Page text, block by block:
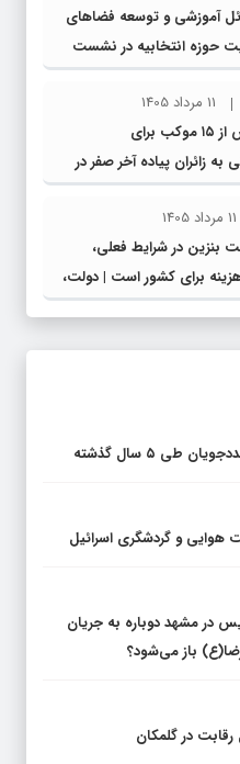
آموزشی و توسعه فضاهای
حوزه انتخابیه در نشست
کمیسیون آموزش مجلس با
و پرورش خراسان رضوی
11 مرداد 1405
آمادگی بیش از ۱۵ موکب برای
زائران پیاده آخر صفر در
11 مرداد 1405
بنزین در شرایط فعلی،
برای کشور است | دولت،
و عوامل اصلی ناترازی را
هوایی و گردشگری اسرائیل
در مشهد دوباره به جریان
باز می‌شود؟